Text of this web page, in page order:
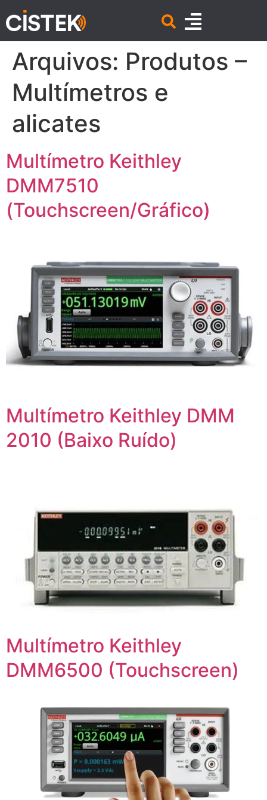
Arquivos: Produtos –
Multímetros e
alicates
Multímetro Keithley
DMM7510
(Touchscreen/Gráfico)
Multímetro Keithley DMM
2010 (Baixo Ruído)
Multímetro Keithley
DMM6500 (Touchscreen)